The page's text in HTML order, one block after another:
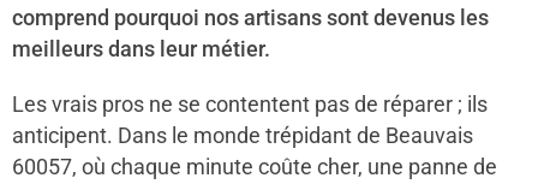
comprend pourquoi nos artisans sont devenus les
meilleurs dans leur métier.
Les vrais pros ne se contentent pas de réparer ; ils
anticipent. Dans le monde trépidant de Beauvais
60057, où chaque minute coûte cher, une panne de